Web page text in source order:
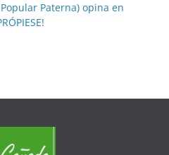
Paterna) opina en